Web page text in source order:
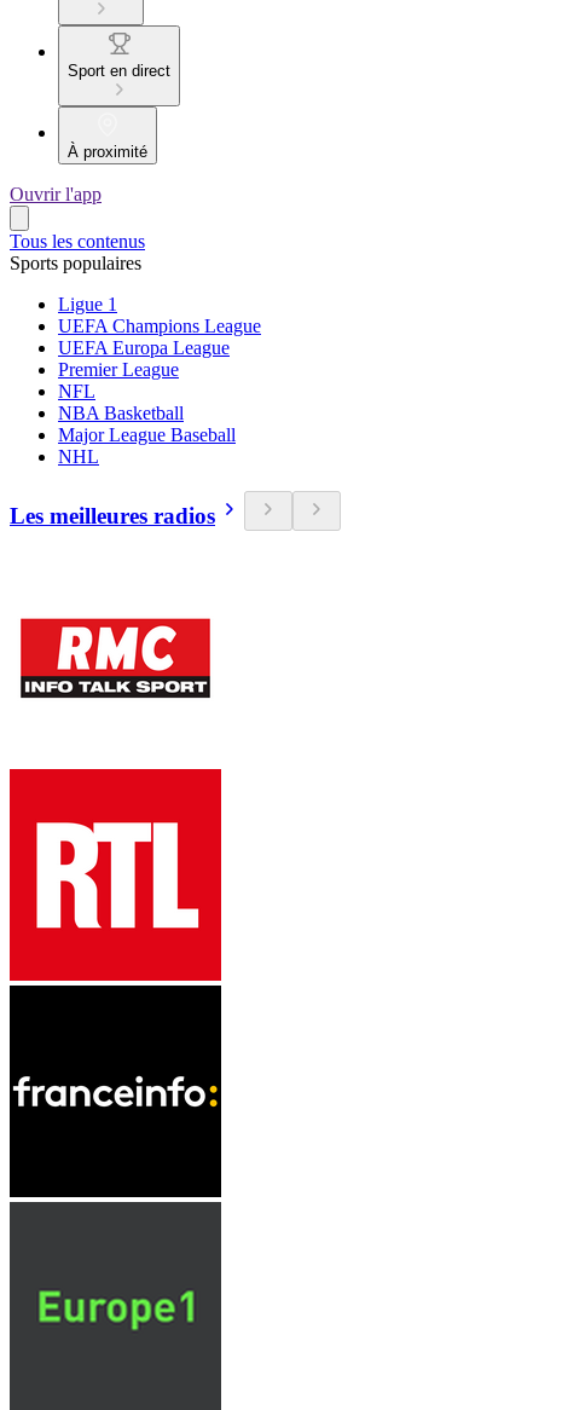
Sport en direct
À proximité
Ouvrir l'app
Tous les contenus
Sports populaires
Ligue 1
UEFA Champions League
UEFA Europa League
Premier League
NFL
NBA Basketball
Major League Baseball
NHL
Les meilleures radios